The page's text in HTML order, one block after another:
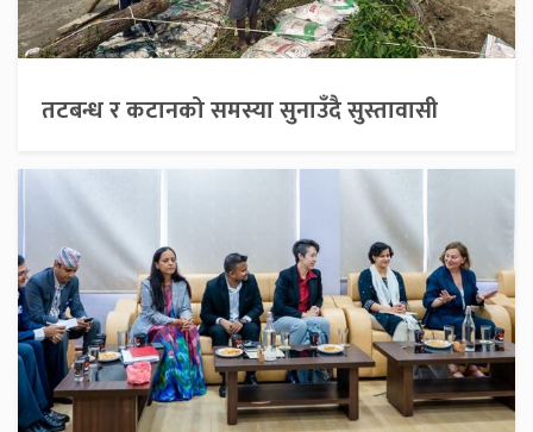
तटबन्ध र कटानको समस्या सुनाउँदै सुस्तावासी